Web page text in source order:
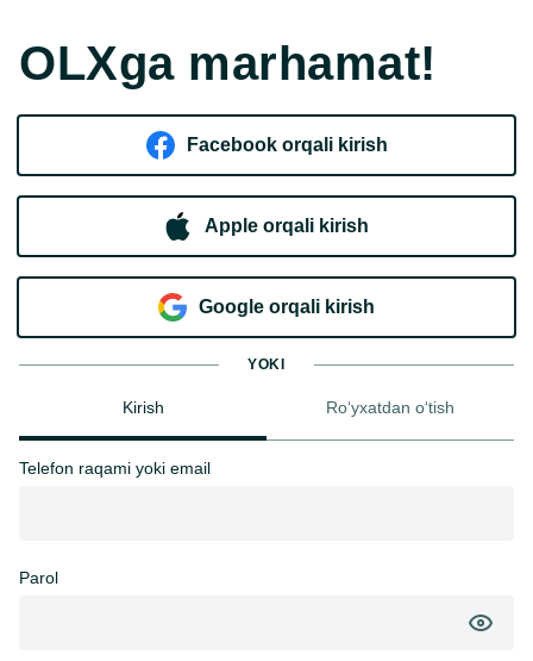
OLXga marhamat!
Facebook orqali kirish​
Apple orqali kirish
Goo​g​le orqali kirish
YOKI
Kirish Ro‘yxatdan o‘tish
Telefon raqami yoki email
Parol